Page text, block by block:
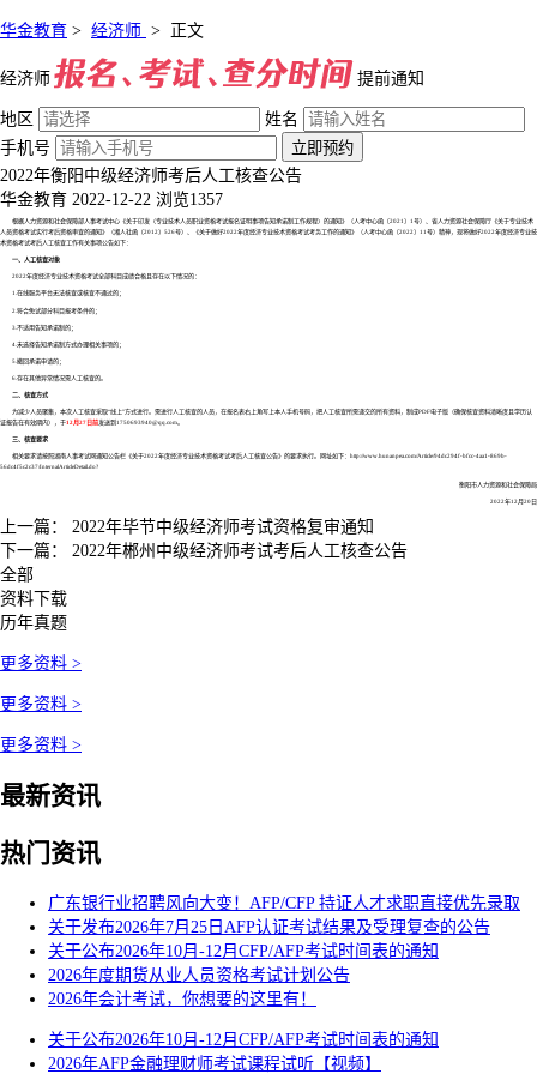
华金教育 > 经济师 > 正文
经济师 提前通知
地区
姓名
手机号
立即预约
2022年衡阳中级经济师考后人工核查公告
华金教育 2022-12-22 浏览1357
根据人力资源和社会保障部人事考试中心《关于印发〈专业技术人员职业资格考试报名证明事项告知承诺制工作规程〉的通知》（人考中心函〔2021〕1号）、省人力资源社会保障厅《关于专业技术
人员资格考试实行考后资格审查的通知》（湘人社函〔2012〕526号）、《关于做好2022年度经济专业技术资格考试考务工作的通知》（人考中心函〔2022〕11号）精神，现将做好2022年度经济专业技
术资格考试考后人工核查工作有关事项公告如下：
一、人工核查对象
2022年度经济专业技术资格考试全部科目成绩合格且存在以下情况的：
1.在线服务平台无法核查或核查不通过的；
2.符合免试部分科目报考条件的；
3.不适用告知承诺制的；
4.未选择告知承诺制方式办理相关事项的；
5.撤回承诺申请的；
6.存在其他异常情况需人工核查的。
二、核查方式
为减少人员聚集，本次人工核查采取“线上”方式进行。需进行人工核查的人员，在报名表右上角写上本人手机号码，把人工核查所需递交的所有资料，制成PDF电子版（确保核查资料清晰度且学历认
证报告在有效期内），于12月27日前发送到1750693940@qq.com。
三、核查要求
相关要求请按照湖南人事考试网通知公告栏《关于2022年度经济专业技术资格考试考后人工核查公告》的要求执行。网址如下：http://www.hunanpea.com/Article/94dc294f-bfcc-4aa1-869b-
56dc4f5c2c37/InternalArticleDetail.do?
衡阳市人力资源和社会保障局
2022年12月20日
上一篇： 2022年毕节中级经济师考试资格复审通知
下一篇： 2022年郴州中级经济师考试考后人工核查公告
全部
资料下载
历年真题
更多资料 >
更多资料 >
更多资料 >
最新资讯
热门资讯
广东银行业招聘风向大变！AFP/CFP 持证人才求职直接优先录取
关于发布2026年7月25日AFP认证考试结果及受理复查的公告
关于公布2026年10月-12月CFP/AFP考试时间表的通知
2026年度期货从业人员资格考试计划公告
2026年会计考试，你想要的这里有！
关于公布2026年10月-12月CFP/AFP考试时间表的通知
2026年AFP金融理财师考试课程试听【视频】